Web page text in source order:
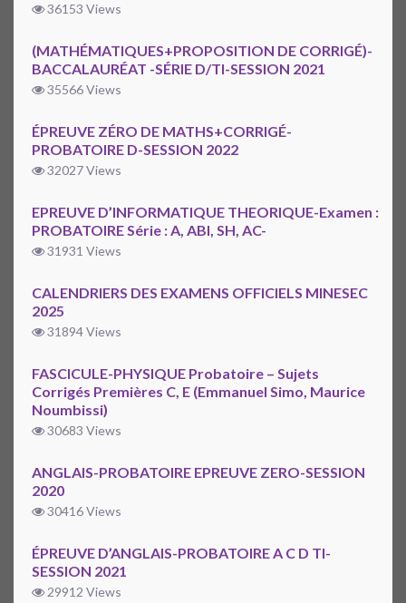
36153 Views
(MATHÉMATIQUES+PROPOSITION DE CORRIGÉ)-
BACCALAURÉAT -SÉRIE D/TI-SESSION 2021
35566 Views
ÉPREUVE ZÉRO DE MATHS+CORRIGÉ-
PROBATOIRE D-SESSION 2022
32027 Views
EPREUVE D’INFORMATIQUE THEORIQUE-Examen :
PROBATOIRE Série : A, ABI, SH, AC-
31931 Views
CALENDRIERS DES EXAMENS OFFICIELS MINESEC
2025
31894 Views
FASCICULE-PHYSIQUE Probatoire – Sujets
Corrigés Premières C, E (Emmanuel Simo, Maurice
Noumbissi)
30683 Views
ANGLAIS-PROBATOIRE EPREUVE ZERO-SESSION
2020
30416 Views
ÉPREUVE D’ANGLAIS-PROBATOIRE A C D TI-
SESSION 2021
29912 Views